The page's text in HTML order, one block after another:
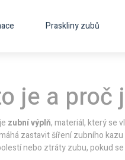
Praskliny zubů
je a
zubní výplň,materiál, který se
zastavit šíření zubního
nebo ztráty zubu, pokud